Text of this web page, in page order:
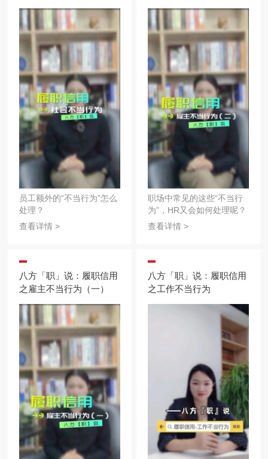
员工额外的“不当行为”怎么
处理？
查看详情 >
职场中常见的这些“不当行
为”，HR又会如何处理呢？
查看详情 >
八方「职」说：履职信用
之雇主不当行为（一）
八方「职」说：履职信用
之工作不当行为